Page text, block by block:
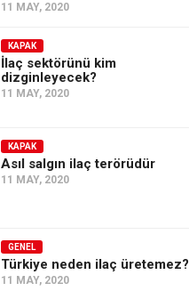
11 MAY, 2020
KAPAK
İlaç sektörünü kim
dizginleyecek?
11 MAY, 2020
KAPAK
Asıl salgın ilaç terörüdür
11 MAY, 2020
GENEL
Türkiye neden ilaç üretemez?
11 MAY, 2020